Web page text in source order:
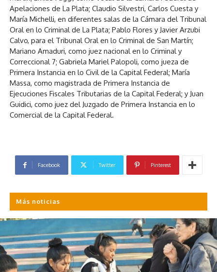
Apelaciones de La Plata; Claudio Silvestri, Carlos Cuesta y
María Michelli, en diferentes salas de la Cámara del Tribunal
Oral en lo Criminal de La Plata; Pablo Flores y Javier Arzubi
Calvo, para el Tribunal Oral en lo Criminal de San Martín;
Mariano Amaduri, como juez nacional en lo Criminal y
Correccional 7; Gabriela Mariel Palopoli, como jueza de
Primera Instancia en lo Civil de la Capital Federal; María
Massa, como magistrada de Primera Instancia de
Ejecuciones Fiscales Tributarias de la Capital Federal; y Juan
Guidici, como juez del Juzgado de Primera Instancia en lo
Comercial de la Capital Federal.
Facebook Twitter Pinterest
Más noticias